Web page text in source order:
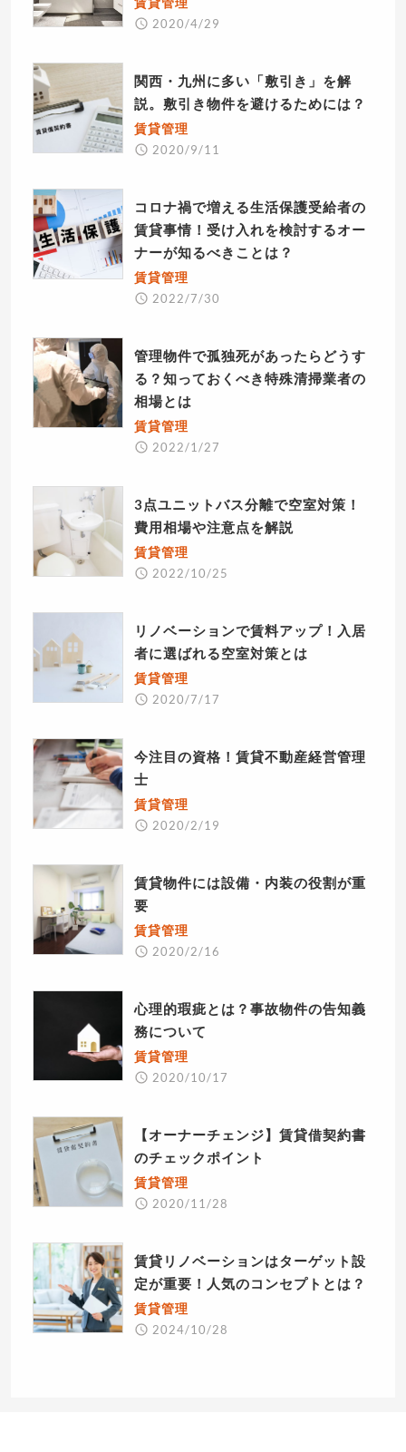
2020/4/29
関西・九州に多い「敷引き」を解
説。敷引き物件を避けるためには？
賃貸管理
2020/9/11
コロナ禍で増える生活保護受給者の
賃貸事情！受け入れを検討するオー
ナーが知るべきことは？
賃貸管理
2022/7/30
管理物件で孤独死があったらどうす
る？知っておくべき特殊清掃業者の
相場とは
賃貸管理
2022/1/27
3点ユニットバス分離で空室対策！
費用相場や注意点を解説
賃貸管理
2022/10/25
リノベーションで賃料アップ！入居
者に選ばれる空室対策とは
賃貸管理
2020/7/17
今注目の資格！賃貸不動産経営管理
士
賃貸管理
2020/2/19
賃貸物件には設備・内装の役割が重
要
賃貸管理
2020/2/16
心理的瑕疵とは？事故物件の告知義
務について
賃貸管理
2020/10/17
【オーナーチェンジ】賃貸借契約書
のチェックポイント
賃貸管理
2020/11/28
賃貸リノベーションはターゲット設
定が重要！人気のコンセプトとは？
賃貸管理
2024/10/28